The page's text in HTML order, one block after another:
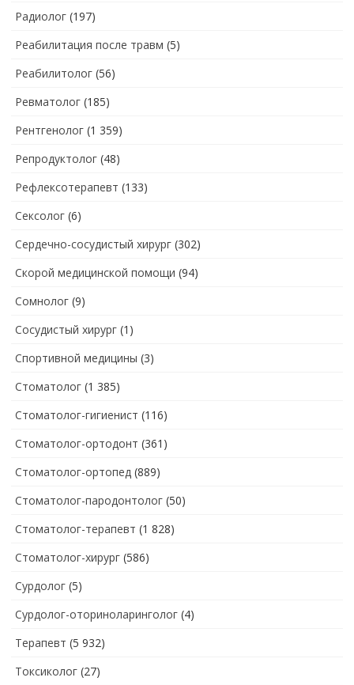
Радиолог (197)
Реабилитация после травм (5)
Реабилитолог (56)
Ревматолог (185)
Рентгенолог (1 359)
Репродуктолог (48)
Рефлексотерапевт (133)
Сексолог (6)
Сердечно-сосудистый хирург (302)
Скорой медицинской помощи (94)
Сомнолог (9)
Сосудистый хирург (1)
Спортивной медицины (3)
Стоматолог (1 385)
Стоматолог-гигиенист (116)
Стоматолог-ортодонт (361)
Стоматолог-ортопед (889)
Стоматолог-пародонтолог (50)
Стоматолог-терапевт (1 828)
Стоматолог-хирург (586)
Сурдолог (5)
Сурдолог-оториноларинголог (4)
Терапевт (5 932)
Токсиколог (27)